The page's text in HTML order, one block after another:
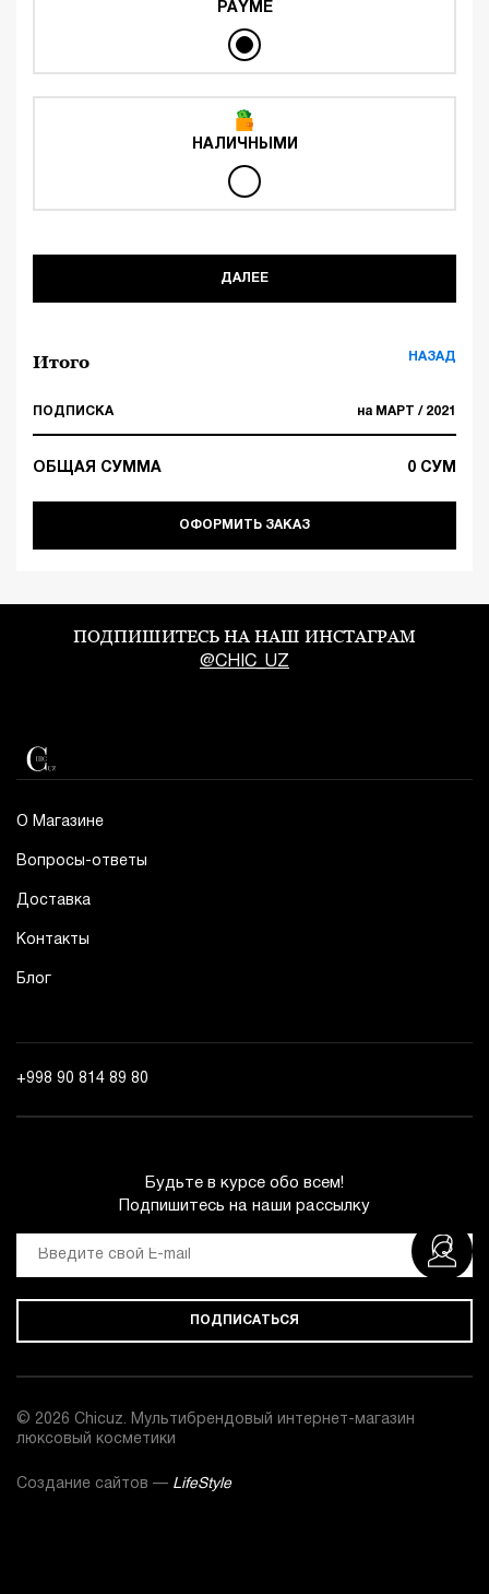
PAYME
НАЛИЧНЫМИ
ДАЛЕЕ
Итого НАЗАД
ПОДПИСКА на МАРТ / 2021
ОБЩАЯ СУММА 0 СУМ
ОФОРМИТЬ ЗАКАЗ
ПОДПИШИТЕСЬ НА НАШ ИНСТАГРАМ
@CHIC_UZ
О Магазине
Вопросы-ответы
Доставка
Контакты
Блог
+998 90 814 89 80
Будьте в курсе обо всем!
Подпишитесь на наши рассылку
ПОДПИСАТЬСЯ
© 2026 Chicuz. Мультибрендовый интернет-магазин
люксовый косметики
Создание сайтов — LifeStyle